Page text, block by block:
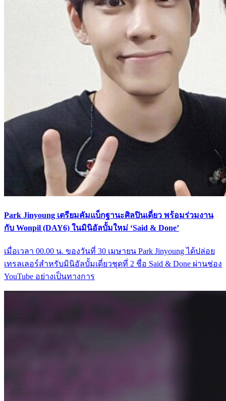
Park Jinyoung เตรียมคัมแบ็กฐานะศิลปินเดี่ยว พร้อมร่วมงาน
กับ Wonpil (DAY6) ในมินิอัลบั้มใหม่ ‘Said & Done’
เมื่อเวลา 00.00 น. ของวันที่ 30 เมษายน Park Jinyoung ได้ปล่อย
เทรลเลอร์สำหรับมินิอัลบั้มเดี่ยวชุดที่ 2 ชื่อ Said & Done ผ่านช่อง
YouTube อย่างเป็นทางการ